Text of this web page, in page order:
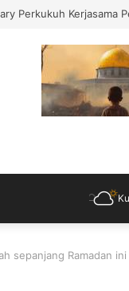
Dua Pegawai
sepanjang Ramadan ini